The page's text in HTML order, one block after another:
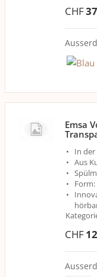
CHF
Emsa
In der
Aus
Form:
CHF